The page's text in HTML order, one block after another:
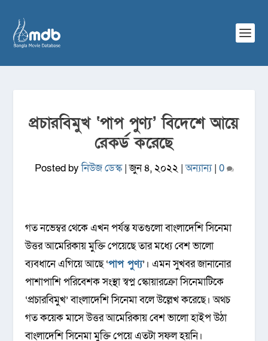
প্রচারবিমুখ ‘পাপ পুণ্য’ বিদেশে আয়ে
রেকর্ড করেছে
Posted byনিউজ ডেস্ক|জুন ৪, ২০২২ |অন্যান্য| 0
গত নভেম্বর থেকে এখন পর্যন্ত যতগুলো বাংলাদেশি সিনেমা
উত্তর আমেরিকায় মুক্তি পেয়েছে তার মধ্যে বেশ ভালো
ব্যবধানে এগিয়ে আছে ‘পাপ পুণ্য’। এমন সুখবর জানানোর
পাশাপাশি পরিবেশক সংস্থা স্বপ্ন স্কোয়ারক্রো সিনেমাটিকে
‘প্রচারবিমুখ’ বাংলাদেশি সিনেমা বলে উল্লেখ করেছে। অথচ
গত কয়েক মাসে উত্তর আমেরিকায় বেশ ভালো হাইপ উঠা
বাংলাদেশি সিনেমা মুক্তি পেয়ে এতটা সফল হয়নি।